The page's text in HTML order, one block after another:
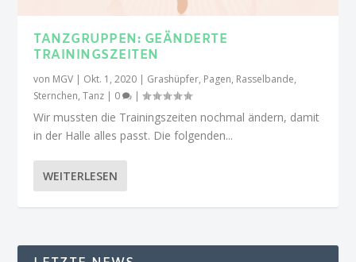
TANZGRUPPEN: GEÄNDERTE
TRAININGSZEITEN
von MGV | Okt. 1, 2020 | Grashüpfer, Pagen, Rasselbande,
Sternchen,Tanz | 0 |
Wir mussten die Trainingszeiten nochmal ändern, damit
in der Halle alles passt. Die folgenden...
WEITERLESEN